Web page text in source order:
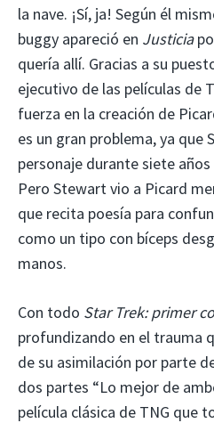
la nave. ¡Sí, ja! Según él
buggy apareció en Justicia
quería allí. Gracias a su
ejecutivo de las películas de
fuerza en la creación de
es un gran problema, ya
personaje durante siete años
Pero Stewart vio a Picard
que recita poesía para
como un tipo con bíceps
manos.
Con todo Star Trek: primer
profundizando en el trauma
de su asimilación por parte
dos partes “Lo mejor de
película clásica de TNG que